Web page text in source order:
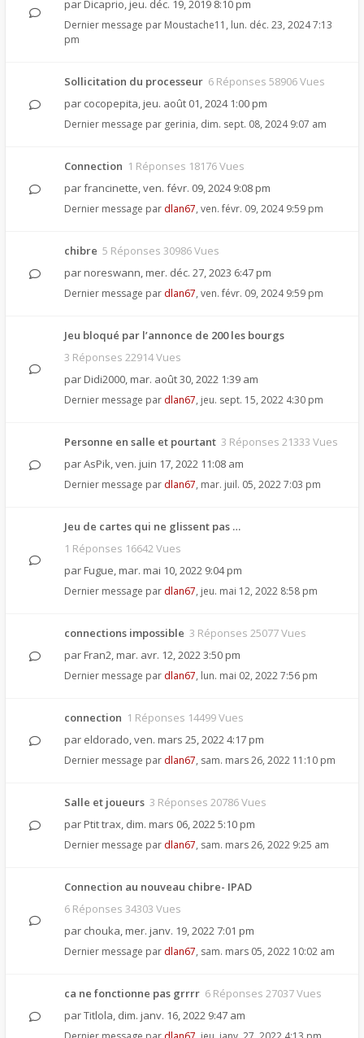
par Dicaprio, jeu. déc. 19, 2019 8:10 pm
Dernier message par Moustache11 , lun. déc. 23, 2024 7:13
pm
Sollicitation du processeur 6 Réponses 58906 Vues
par cocopepita, jeu. août 01, 2024 1:00 pm
Dernier message par gerinia, dim. sept. 08, 2024 9:07 am
Connection 1 Réponses 18176 Vues
parfrancinette,ven. févr. 09, 2024 9:08 pm
Dernier message par dlan67, ven. févr. 09, 2024 9:59 pm
chibre 5 Réponses 30986 Vues
par noreswann, mer. déc. 27, 2023 6:47 pm
Dernier message par dlan67, ven. févr. 09, 2024 9:59 pm
Jeu bloqué par l’annonce de 200 les bourgs
3 Réponses 22914 Vues
par Didi2000, mar. août 30, 2022 1:39 am
Dernier message par dlan67, jeu. sept. 15, 2022 4:30 pm
Personne en salle et pourtant 3 Réponses 21333 Vues
parAsPik,ven. juin 17, 2022 11:08 am
Dernier message par dlan67, mar. juil. 05, 2022 7:03 pm
Jeu de cartes qui ne glissent pas …
1 Réponses 16642 Vues
par Fugue, mar. mai 10, 2022 9:04 pm
Dernier message par dlan67, jeu. mai 12, 2022 8:58 pm
connections impossible 3 Réponses 25077 Vues
par Fran2, mar. avr. 12, 2022 3:50 pm
Dernier message par dlan67, lun. mai 02, 2022 7:56 pm
connection 1 Réponses 14499 Vues
par eldorado,ven. mars 25, 2022 4:17 pm
Dernier message par dlan67, sam. mars 26, 2022 11:10 pm
Salle et joueurs 3 Réponses 20786 Vues
par Ptit trax, dim. mars 06, 2022 5:10 pm
Dernier message par dlan67, sam. mars 26, 2022 9:25 am
Connection au nouveau chibre- IPAD
6 Réponses 34303 Vues
par chouka, mer. janv. 19, 2022 7:01 pm
Dernier message par dlan67, sam. mars 05, 2022 10:02 am
ca ne fonctionne pas grrrr 6 Réponses 27037 Vues
parTitlola, dim. janv. 16, 2022 9:47 am